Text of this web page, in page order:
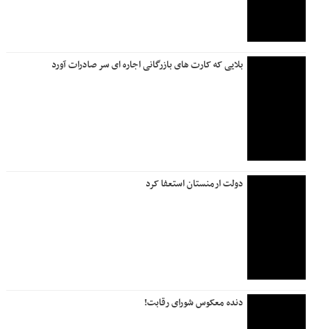
بلایی که کارت های بازرگانی اجاره ای سر صادرات آورد
دولت ارمنستان استعفا کرد
دنده معکوس شورای رقابت!